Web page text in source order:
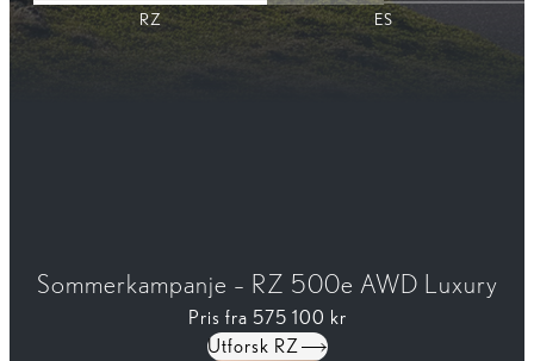
Sommerkampanje – RZ 500e AWD Luxury
Pris fra 575 100 kr
Utforsk RZ
Opplev helt nye ES
Pris fra 648 000 kr
Utforsk ES
RZ ES